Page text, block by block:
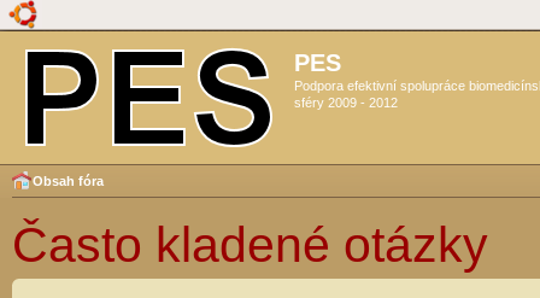
PES
Podpora efektivní spolupráce
sféry 2009 - 2012
Obsah fóra
Často kladené otázky